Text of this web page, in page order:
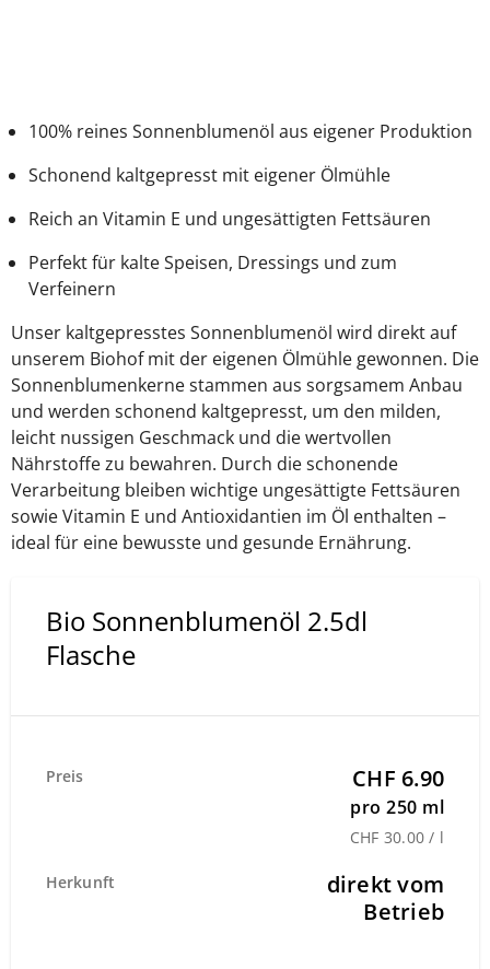
100% reines Sonnenblumenöl aus eigener Produktion
Schonend kaltgepresst mit eigener Ölmühle
Reich an Vitamin E und ungesättigten Fettsäuren
Perfekt für kalte Speisen, Dressings und zum
Verfeinern
Unser kaltgepresstes Sonnenblumenöl wird direkt auf
unserem Biohof mit der eigenen Ölmühle gewonnen. Die
Sonnenblumenkerne stammen aus sorgsamem Anbau
und werden schonend kaltgepresst, um den milden,
leicht nussigen Geschmack und die wertvollen
Nährstoffe zu bewahren. Durch die schonende
Verarbeitung bleiben wichtige ungesättigte Fettsäuren
sowie Vitamin E und Antioxidantien im Öl enthalten –
ideal für eine bewusste und gesunde Ernährung.
Bio Sonnenblumenöl 2.5dl
Flasche
Preis CHF 6.90
pro 250 ml
CHF 30.00 / l
Herkunft
direkt vom
Betrieb